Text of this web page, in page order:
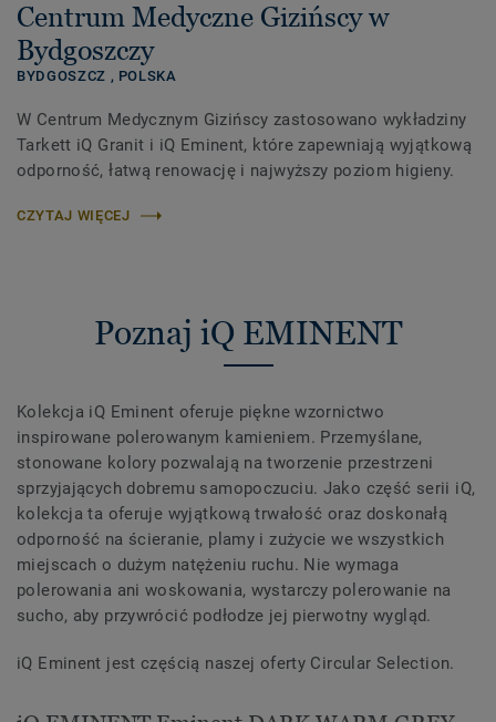
Centrum Medyczne Gizińscy w
Bydgoszczy
BYDGOSZCZ , POLSKA
W Centrum Medycznym Gizińscy zastosowano wykładziny
Tarkett iQ Granit i iQ Eminent, które zapewniają wyjątkową
odporność, łatwą renowację i najwyższy poziom higieny.
CZYTAJ WIĘCEJ
Poznaj iQ EMINENT
Kolekcja iQ Eminent oferuje piękne wzornictwo
inspirowane polerowanym kamieniem. Przemyślane,
stonowane kolory pozwalają na tworzenie przestrzeni
sprzyjających dobremu samopoczuciu. Jako część serii iQ,
kolekcja ta oferuje wyjątkową trwałość oraz doskonałą
odporność na ścieranie, plamy i zużycie we wszystkich
miejscach o dużym natężeniu ruchu. Nie wymaga
polerowania ani woskowania, wystarczy polerowanie na
sucho, aby przywrócić podłodze jej pierwotny wygląd.
iQ Eminent jest częścią naszej oferty Circular Selection.